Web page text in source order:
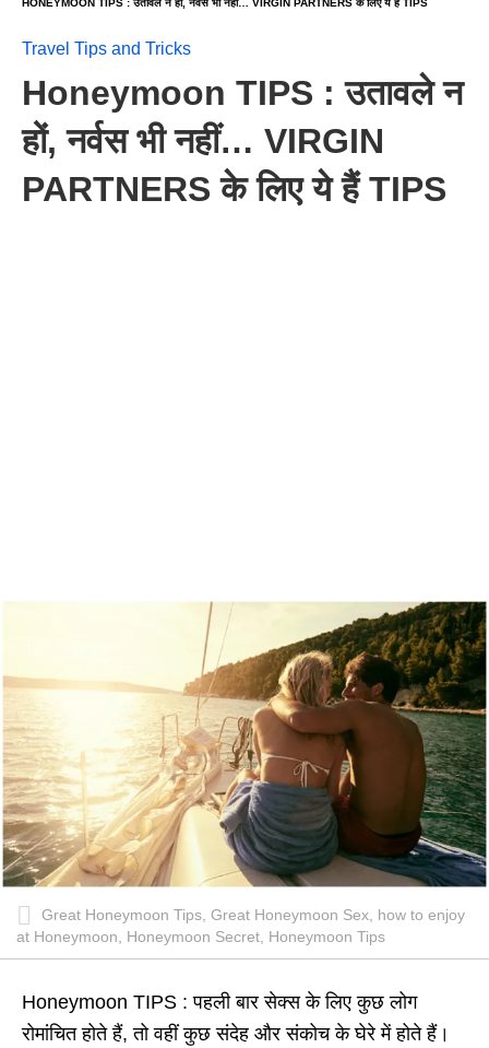
HONEYMOON TIPS : उतावले न हों, नर्वस भी नहीं… VIRGIN PARTNERS के लिए ये हैं TIPS
Travel Tips and Tricks
Honeymoon TIPS : उतावले न
हों, नर्वस भी नहीं… VIRGIN
PARTNERS के लिए ये हैं TIPS
Great Honeymoon Tips, Great Honeymoon Sex, how to enjoy
at Honeymoon, Honeymoon Secret, Honeymoon Tips
Honeymoon TIPS : पहली बार सेक्‍स के लिए कुछ लोग
रो‍मांचित होते हैं,तो वहीं कुछ संदेह और संकोच के घेरे में होते हैं।